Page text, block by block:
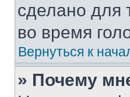
сделано для
во время
Вернуться к
» Почему